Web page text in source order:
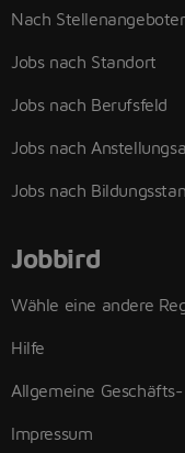
Nach
Jobs nach Standort
Jobs nach Berufsfeld
Jobs nach
Jobs nach
Jobbird
Wähle eine andere
Hilfe
Allgemeine
Impressum